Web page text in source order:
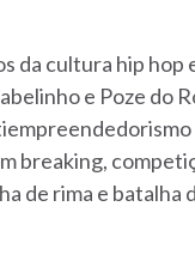
da cultura hip hop
e Poze do
breaking,
de rima e batalha